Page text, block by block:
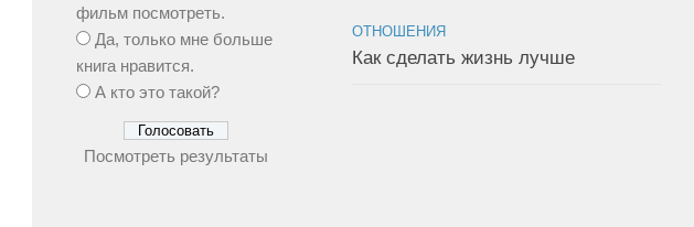
ОТНОШЕНИЯ
Как сделать жизнь лучше
фильм посмотреть.
Да, только мне больше
книга нравится.
А кто это такой?
Посмотреть результаты